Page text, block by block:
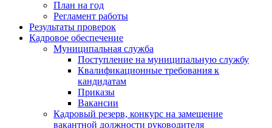
План на год
Регламент работы
Результаты проверок
Кадровое обеспечение
Муниципальная служба
Поступление на муниципальную службу
Квалификационные требования к
кандидатам
Приказы
Вакансии
Кадровый резерв, конкурс на замещение
вакантной должности руководителя